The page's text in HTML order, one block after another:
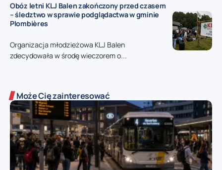
Obóz letni KLJ Balen zakończony przed czasem
– śledztwo w sprawie podglądactwa w gminie
Plombières
Organizacja młodzieżowa KLJ Balen
zdecydowała w środę wieczorem o...
Może Cię zainteresować